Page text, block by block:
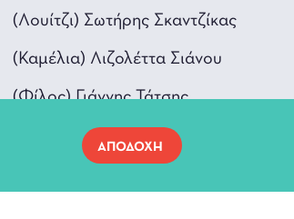
(Λoυίτζι) Σωτήρης Σκαντζίκας
(Καμέλια) Λιζολέττα Σιάνου
(Φίλος) Γιάννης Τάτσης
(Αστυνόμος) Mιχάλης Μπίζιος
ΑΠΟΔΟΧΗ